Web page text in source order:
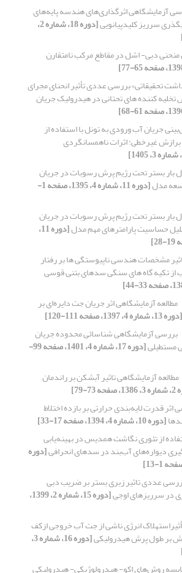
آزمایشگاهی اثرگذاری‌های هندسه پایه‌های
سرریز کلیدپیانویی [دوره 18، شماره 2،
منحنی دبی- اشل در مقاطع مرکب نامتقارن
تحقیقاتی» بررسی عددی تأثیر انحنای مجرای
کننده ‏های تحتانی در هیدرولیک جریان
جریان آب ورودی به تونل با استفاده از
غیرخطی: اثرات ناهمسانگردی
بار بستر تحت رژیم پرش رسوبات در جریان
مدل [دوره 11، شماره 4، 1395، صفحه 1-
بار بستر تحت رژیم پرش رسوبات در جریان
حساسیت پارامترهای مهم مدل [دوره 11،
مشخصات هندسی ناپیوستگی ها بر رفتار
تکیه گاه های سنگی سدهای بتنی قوسی
مطالعه آزمایشگاهی اثر جریان جت دایره‌ای بر
[دوره 13، شماره 4، 1397، صفحه 111-120]
بررسی آزمایشگاهی شناسائی محدوده جریان
مستطیلی [دوره 17، شماره 4، 1401، صفحه 99-
مطالعه آزمایشگاهی تاثیر آبشکن بر راندمان
79]
اثر قدرت لایه‌بندی حرارتی بر بازده اختلاط
[دوره 10، شماره 4، 1394، صفحه 17-33]
از تئوری نگاشت همدیس در بهینه‌یابی
دیواره‌های آب‌بند در سدهای انحرافی[دوره
عددی تاثیر زبری بستر بر ضریب دبی
در سرریزهای اوجی [دوره 15، شماره 2، 1399،
انرژی ناشی از جت آب خروجی ازکف
بر طول پرش هیدرولیکی [دوره 16، شماره 3،
روش‌های اکو- هیدرولوژیکی- هیدرولیکی